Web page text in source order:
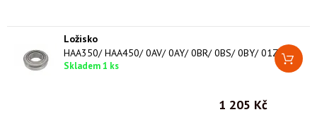
Ložisko
HAA350/ HAA450/ 0AV/ 0AY/ 0BR/ 0BS/ 0BY/ 01Z
Skladem 1 ks
1 205 Kč